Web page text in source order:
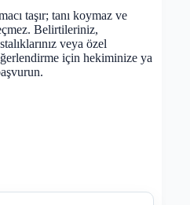
taşır; tanı koymaz ve
Belirtileriniz,
veya özel
için hekiminize ya